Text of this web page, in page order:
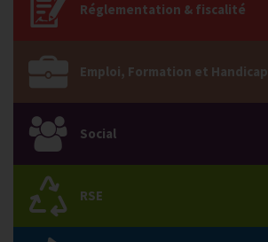
Réglementation & fiscalité
Emploi, Formation et Handicap
Social
RSE